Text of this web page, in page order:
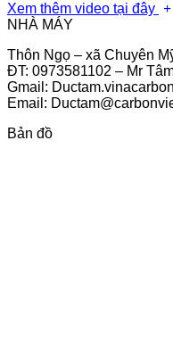
Xem thêm video tại đây
NHÀ MÁY
Thôn Ngọ – xã Chuyên
ĐT: 0973581102 – Mr
Gmail:
Email:
Bản đồ